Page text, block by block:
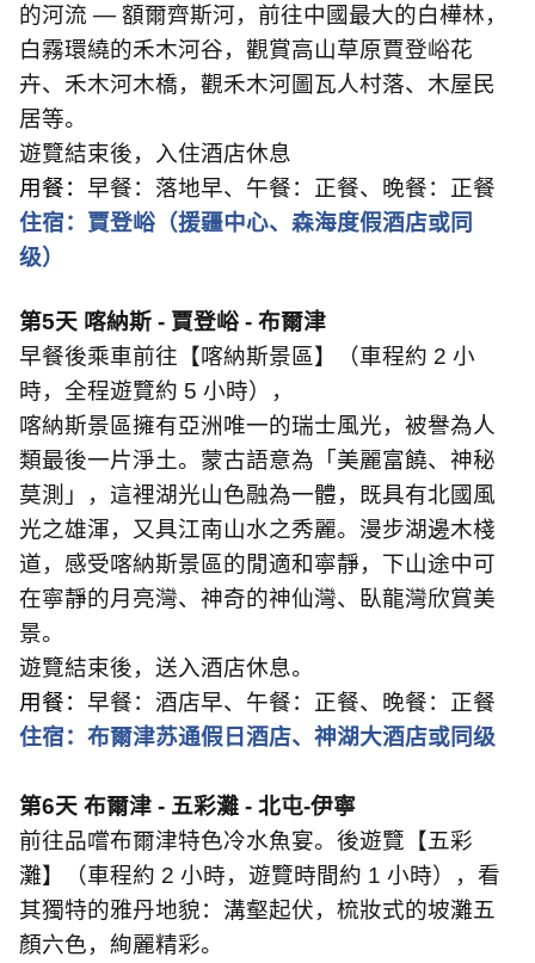
的河流 — 額爾齊斯河，前往中國最大的白樺林，
白霧環繞的禾木河谷，觀賞高山草原賈登峪花
卉、禾木河木橋，觀禾木河圖瓦人村落、木屋民
居等。
遊覽結束後，入住酒店休息
用餐： 早餐：落地早、午餐：正餐、晚餐：正餐
住宿：賈登峪（援疆中心、森海度假酒店或同
级）
第5天 喀納斯 - 賈登峪 - 布爾津
早餐後乘車前往【喀納斯景區】（車程約 2 小
時，全程遊覽約 5 小時），
喀納斯景區擁有亞洲唯一的瑞士風光，被譽為人
類最後一片淨土。蒙古語意為「美麗富饒、神秘
莫測」，這裡湖光山色融為一體，既具有北國風
光之雄渾，又具江南山水之秀麗。漫步湖邊木棧
道，感受喀納斯景區的閒適和寧靜，下山途中可
在寧靜的月亮灣、神奇的神仙灣、臥龍灣欣賞美
景。
遊覽結束後，送入酒店休息。
用餐： 早餐：酒店早、午餐：正餐、晚餐：正餐
住宿：布爾津苏通假日酒店、神湖大酒店或同级
第6天 布爾津 - 五彩灘 - 北屯-伊寧
前往品嚐布爾津特色冷水魚宴。後遊覽【五彩
灘】（車程約 2 小時，遊覽時間約 1 小時），看
其獨特的雅丹地貌：溝壑起伏，梳妝式的坡灘五
顏六色，絢麗精彩。